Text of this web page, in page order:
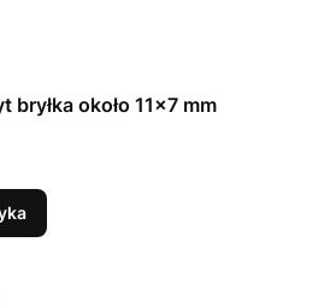
bryłka około 11x7 mm